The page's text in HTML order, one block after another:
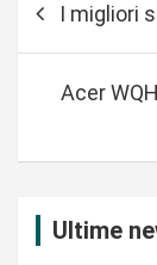
I migliori
Acer
Ultime